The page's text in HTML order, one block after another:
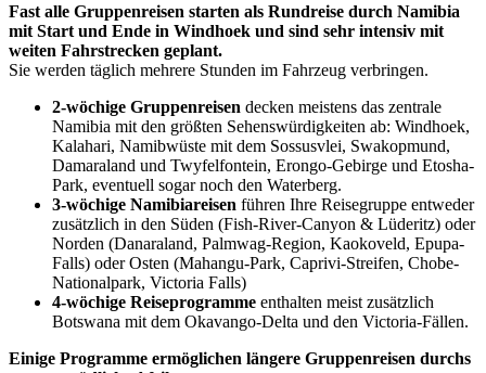
Fast alle Gruppenreisen starten als Rundreise durch Namibia
mit Start und Ende in Windhoek und sind sehr intensiv mit
weiten Fahrstrecken geplant.
Sie werden täglich mehrere Stunden im Fahrzeug verbringen.
2-wöchige Gruppenreisen decken meistens das zentrale
Namibia mit den größten Sehenswürdigkeiten ab: Windhoek,
Kalahari, Namibwüste mit dem Sossusvlei, Swakopmund,
Damaraland und Twyfelfontein, Erongo-Gebirge und Etosha-
Park, eventuell sogar noch den Waterberg.
3-wöchige Namibiareisen führen Ihre Reisegruppe entweder
zusätzlich in den Süden (Fish-River-Canyon & Lüderitz) oder
Norden (Danaraland, Palmwag-Region, Kaokoveld, Epupa-
Falls) oder Osten (Mahangu-Park, Caprivi-Streifen, Chobe-
Nationalpark, Victoria Falls)
4-wöchige Reiseprogramme enthalten meist zusätzlich
Botswana mit dem Okavango-Delta und den Victoria-Fällen.
Einige Programme ermöglichen längere Gruppenreisen durchs